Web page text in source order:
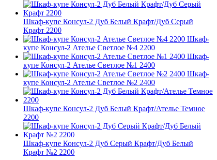
Шкаф-купе Консул-2 Дуб Белый Крафт/Дуб Серый
Крафт 2200
Шкаф-
купе Консул-2 Ателье Светлое №4 2200
Шкаф-
купе Консул-2 Ателье Светлое №1 2400
Шкаф-
купе Консул-2 Ателье Светлое №2 2400
Шкаф-купе Консул-2 Дуб Белый Крафт/Ателье Темное
2200
Шкаф-купе Консул-2 Дуб Серый Крафт/Дуб Белый
Крафт №2 2200